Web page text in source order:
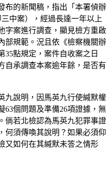
布的新聞稿，指出「本署偵辦
中案），經過長達一年以上
案進行調查，顯見檢方重啟
部規範。況且依《檢察機關辦
35點規定，案件自收案之日
自承調查本案逾年餘，是否有
九說明，因馬英九行使緘默權
63個問題及準備26項證據，無
倘若北檢認為馬英九犯罪事證
何須傳喚其說明？如果必須仰
又如何在其緘默未答之情形